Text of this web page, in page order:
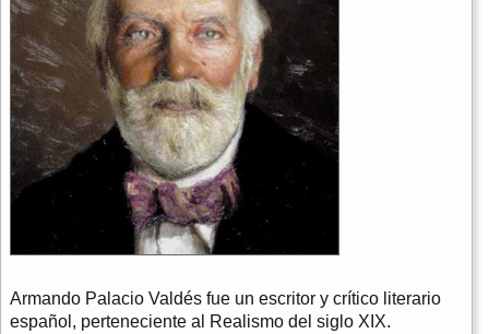
Armando Palacio Valdés fue un escritor y crítico literario
español, perteneciente al Realismo del siglo XIX.